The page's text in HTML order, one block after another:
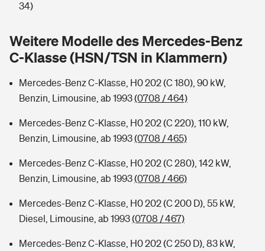
Hochwasser-Check: Wie gefährdet ist Ihr Haus?
Wer versichert was: Jetzt Versicherer finden
Sie haben Fragen?
Private Cyberversicherung
Musikinstrumentenversicherung
Typklassen: So ist Ihr Auto eingestuft
Sie haben Fragen?
Rentenrechner: Wie viel Geld bekomme ich im Alter?
34)
Weitere Modelle des Mercedes-Benz
C-Klasse (HSN/TSN in Klammern)
Mercedes-Benz C-Klasse, H0 202 (C 180), 90 kW,
Benzin, Limousine, ab 1993(0708 / 464)
Mercedes-Benz C-Klasse, H0 202 (C 220), 110 kW,
Benzin, Limousine, ab 1993(0708 / 465)
Mercedes-Benz C-Klasse, H0 202 (C 280), 142 kW,
Benzin, Limousine, ab 1993(0708 / 466)
Mercedes-Benz C-Klasse, H0 202 (C 200 D), 55 kW,
Diesel, Limousine, ab 1993(0708 / 467)
Mercedes-Benz C-Klasse, H0 202 (C 250 D), 83 kW,